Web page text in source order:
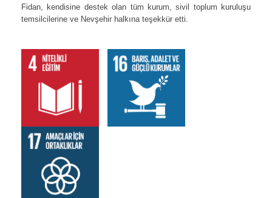
Fidan, kendisine destek olan tüm kurum, sivil toplum kuruluşu
temsilcilerine ve Nevşehir halkına teşekkür etti.